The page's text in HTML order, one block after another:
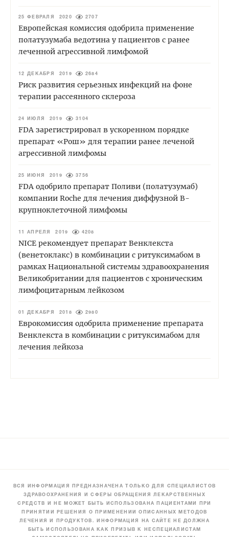
25 ФЕВРАЛЯ 2020 2707
Европейская комиссия одобрила применение
полатузумаба ведотина у пациентов с ранее
леченной агрессивной лимфомой
12 ДЕКАБРЯ 2019 2684
Риск развития серьезных инфекций на фоне
терапии рассеянного склероза
24 ИЮЛЯ 2019 3104
FDA зарегистрировал в ускоренном порядке
препарат «Рош» для терапии ранее леченой
агрессивной лимфомы
25 ИЮНЯ 2019 3756
FDA одобрило препарат Поливи (полатузумаб)
компании Roche для лечения диффузной B-
крупноклеточной лимфомы
11 АПРЕЛЯ 2019 4208
NICE рекомендует препарат Венклекста
(венетоклакс) в комбинации с ритуксимабом в
рамках Национальной системы здравоохранения
Великобритании для пациентов с хроническим
лимфоцитарным лейкозом
01 ДЕКАБРЯ 2018 2980
Еврокомиссия одобрила применение препарата
Венклекста в комбинации с ритуксимабом для
лечения лейкоза
ВСЯ ИНФОРМАЦИЯ ПРЕДНАЗНАЧЕНА ТОЛЬКО ДЛЯ СПЕЦИАЛИСТОВ
ЗДРАВООХРАНЕНИЯ И СФЕРЫ ОБРАЩЕНИЯ ЛЕКАРСТВЕННЫХ
СРЕДСТВ И НЕ МОЖЕТ БЫТЬ ИСПОЛЬЗОВАНА ПАЦИЕНТАМИ ПРИ
ПРИНЯТИИ РЕШЕНИЯ О ПРИМЕНЕНИИ ОПИСАННЫХ МЕТОДОВ
ЛЕЧЕНИЯ И ПРОДУКТОВ. ИНФОРМАЦИЯ НА САЙТЕ НЕ ДОЛЖНА
БЫТЬ ИСПОЛЬЗОВАНА КАК ПРИЗЫВ К НЕСПЕЦИАЛИСТАМ